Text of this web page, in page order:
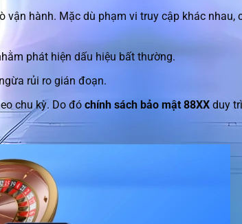
hành. Mặc dù phạm vi truy cập khác nhau,
phát hiện dấu hiệu bất thường.
rủi ro gián đoạn.
chu kỳ. Do đó chính sách bảo mật 88XXduy